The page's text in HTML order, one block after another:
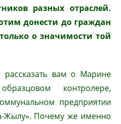
разных отраслей.
донести до граждан
о значимости той
вам о Марине
контролере,
предприятии
Жылу». Почему же именно